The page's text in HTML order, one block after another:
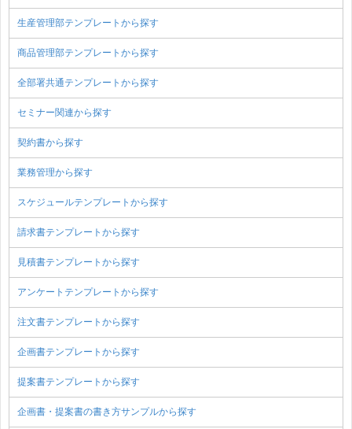
生産管理部テンプレートから探す
商品管理部テンプレートから探す
全部署共通テンプレートから探す
セミナー関連から探す
契約書から探す
業務管理から探す
スケジュールテンプレートから探す
請求書テンプレートから探す
見積書テンプレートから探す
アンケートテンプレートから探す
注文書テンプレートから探す
企画書テンプレートから探す
提案書テンプレートから探す
企画書・提案書の書き方サンプルから探す